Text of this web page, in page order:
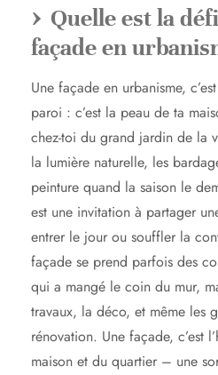
Quelle est la
façade en
Une façade en urbanisme,
paroi : c’est la peau de ta
chez-toi du grand jardin de la
la lumière naturelle, les
peinture quand la saison le
est une invitation à partager
entrer le jour ou souffler la
façade se prend parfois des
qui a mangé le coin du mur,
travaux, la déco, et même les
rénovation. Une façade, c’est
maison et du quartier – une